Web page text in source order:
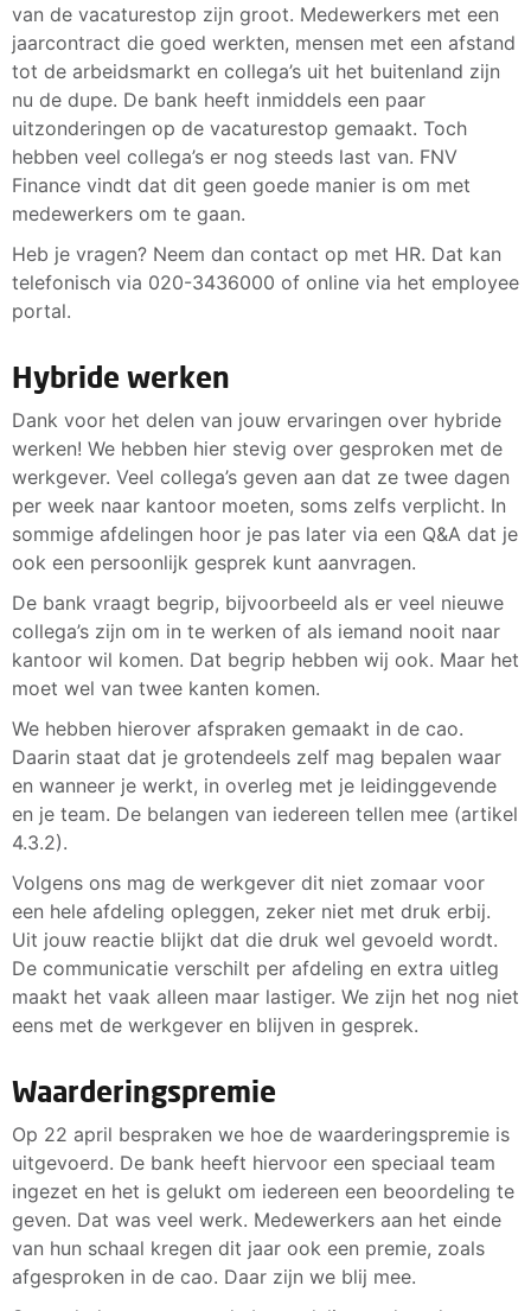
van de vacaturestop zijn groot. Medewerkers met een
jaarcontract die goed werkten, mensen met een afstand
tot de arbeidsmarkt en collega’s uit het buitenland zijn
nu de dupe. De bank heeft inmiddels een paar
uitzonderingen op de vacaturestop gemaakt. Toch
hebben veel collega’s er nog steeds last van. FNV
Finance vindt dat dit geen goede manier is om met
medewerkers om te gaan.
Heb je vragen? Neem dan contact op met HR. Dat kan
telefonisch via 020-3436000 of online via het employee
portal.
Hybride werken
Dank voor het delen van jouw ervaringen over hybride
werken! We hebben hier stevig over gesproken met de
werkgever. Veel collega’s geven aan dat ze twee dagen
per week naar kantoor moeten, soms zelfs verplicht. In
sommige afdelingen hoor je pas later via een Q&A dat je
ook een persoonlijk gesprek kunt aanvragen.
De bank vraagt begrip, bijvoorbeeld als er veel nieuwe
collega’s zijn om in te werken of als iemand nooit naar
kantoor wil komen. Dat begrip hebben wij ook. Maar het
moet wel van twee kanten komen.
We hebben hierover afspraken gemaakt in de cao.
Daarin staat dat je grotendeels zelf mag bepalen waar
en wanneer je werkt, in overleg met je leidinggevende
en je team. De belangen van iedereen tellen mee (artikel
4.3.2).
Volgens ons mag de werkgever dit niet zomaar voor
een hele afdeling opleggen, zeker niet met druk erbij.
Uit jouw reactie blijkt dat die druk wel gevoeld wordt.
De communicatie verschilt per afdeling en extra uitleg
maakt het vaak alleen maar lastiger. We zijn het nog niet
eens met de werkgever en blijven in gesprek.
Waarderingspremie
Op 22 april bespraken we hoe de waarderingspremie is
uitgevoerd. De bank heeft hiervoor een speciaal team
ingezet en het is gelukt om iedereen een beoordeling te
geven. Dat was veel werk. Medewerkers aan het einde
van hun schaal kregen dit jaar ook een premie, zoals
afgesproken in de cao. Daar zijn we blij mee.